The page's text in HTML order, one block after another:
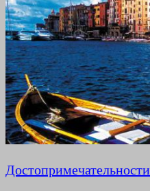
Достопримечательности